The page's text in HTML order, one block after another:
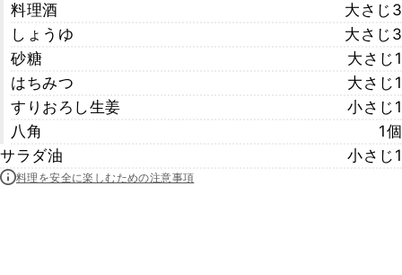
料理酒
大さじ3
しょうゆ
大さじ3
砂糖
大さじ1
はちみつ
大さじ1
すりおろし生姜
小さじ1
八角
1個
サラダ油
小さじ1
料理を安全に楽しむための注意事項